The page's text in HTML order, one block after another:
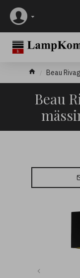
Beau
Beau